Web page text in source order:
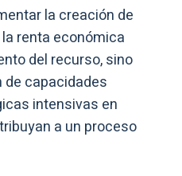
la creación de
renta económica
del recurso, sino
de capacidades
intensivas en
a un proceso